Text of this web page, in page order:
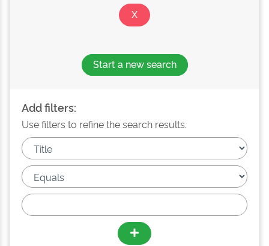
Start a new search
Add filters:
Use filters to refine the search results.